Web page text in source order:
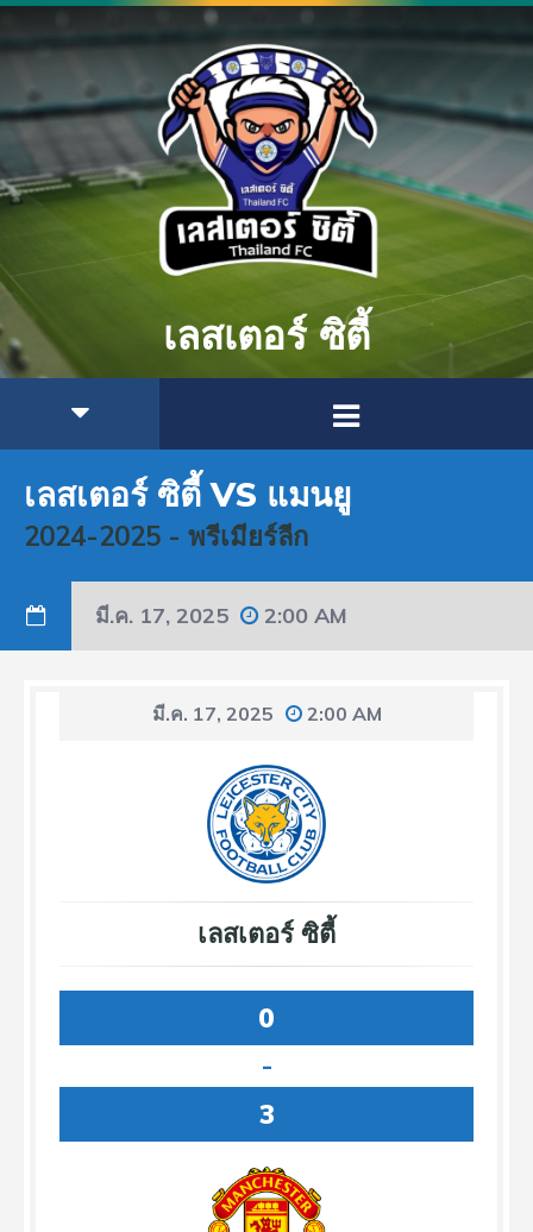
เลสเตอร์ ซิตี้
เลสเตอร์ ซิตี้ VS แมนยู
2024-2025 - พรีเมียร์ลีก
มี.ค. 17, 2025 2:00 AM
มี.ค. 17, 2025 2:00 AM
เลสเตอร์ ซิตี้
0
-
3